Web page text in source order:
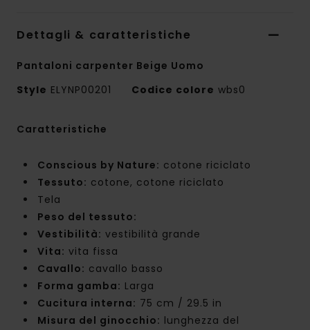
Dettagli & caratteristiche
Pantaloni carpenter Beige Uomo
Style ELYNP00201 Codice colore wbs0
Caratteristiche
Conscious by Nature: cotone riciclato
Tessuto: cotone, cotone riciclato
Tela
Peso del tessuto:
Vestibilità: vestibilità grande
Vita: vita fissa
Cavallo: cavallo basso
Forma gamba: Larga
Cucitura interna: 75 cm / 29.5 in
Misura del ginocchio: lunghezza del